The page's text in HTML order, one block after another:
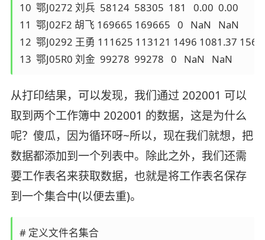
10  鄂J0272 刘兵  58124  58305  181   0.00  0.00
11  鄂J02F2 胡飞 169665 169665   0   NaN   NaN
12  鄂J0292 王勇 111625 113121 1496 1081.37
从打印结果，可以发现，我们通过 202001 可以
取到两个工作簿中 202001 的数据，这是为什么
呢？傻瓜，因为循环呀~所以，现在我们就想，把
数据都添加到一个列表中。除此之外，我们还需
要工作表名来获取数据，也就是将工作表名保存
到一个集合中(以便去重)。
# 定义文件名集合